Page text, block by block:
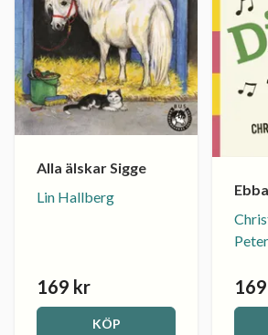
Alla älskar Sigge
Lin Hallberg
169 kr
KÖP